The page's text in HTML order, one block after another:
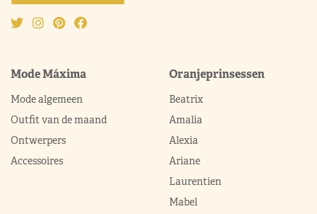
Mode Máxima
Mode algemeen
Outfit van de maand
Ontwerpers
Accessoires
Oranjeprinsessen
Beatrix
Amalia
Alexia
Ariane
Laurentien
Mabel